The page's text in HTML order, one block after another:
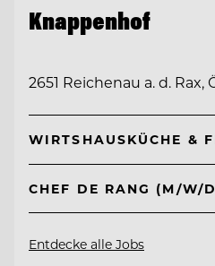
Knappenhof
2651 Reichenau a. d. Rax,
WIRTSHAUSKÜCHE &
CHEF DE RANG (M/W/
Entdecke alle Jobs